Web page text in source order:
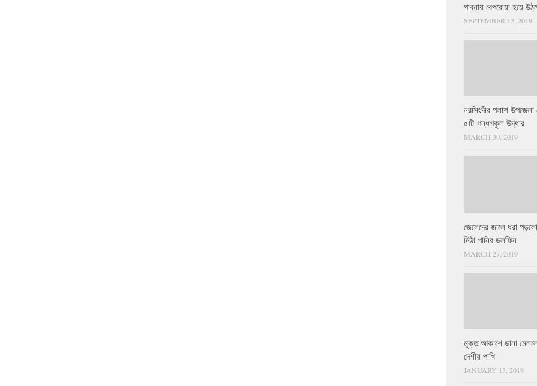
পাবনায় বেপরোয়া হয়ে
SEPTEMBER 12, 2019
নরসিংদীর পলাশ উপজেলা
৫টি গন্ধগকুল উদ্ধার
MARCH 30, 2019
জেলেদের জালে ধরা
মিঠা পানির ডলফিন
MARCH 27, 2019
মুক্ত আকাশে ডানা
দেশীয় পাখি
JANUARY 13, 2019